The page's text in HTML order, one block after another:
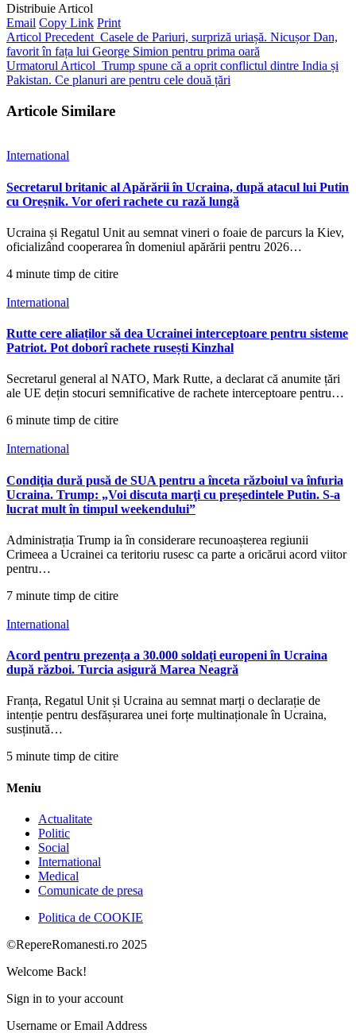
Distribuie Articol
Email Copy Link Print
Articol Precedent Casele de Pariuri, surpriză uriașă. Nicușor Dan,
favorit în fața lui George Simion pentru prima oară
Urmatorul Articol Trump spune că a oprit conflictul dintre India și
Pakistan. Ce planuri are pentru cele două țări
Articole Similare
International
Secretarul britanic al Apărării în Ucraina, după atacul lui Putin
cu Oreșnik. Vor oferi rachete cu rază lungă
Ucraina și Regatul Unit au semnat vineri o foaie de parcurs la Kiev,
oficializând cooperarea în domeniul apărării pentru 2026…
4 minute timp de citire
International
Rutte cere aliaților să dea Ucrainei interceptoare pentru sisteme
Patriot. Pot doborî rachete rusești Kinzhal
Secretarul general al NATO, Mark Rutte, a declarat că anumite țări
ale UE dețin stocuri semnificative de rachete interceptoare pentru…
6 minute timp de citire
International
Condiţia dură pusă de SUA pentru a înceta războiul va înfuria
Ucraina. Trump: „Voi discuta marţi cu preşedintele Putin. S-a
lucrat mult în timpul weekendului”
Administrația Trump ia în considerare recunoașterea regiunii
Crimeea a Ucrainei ca teritoriu rusesc ca parte a oricărui acord viitor
pentru…
7 minute timp de citire
International
Acord pentru prezența a 30.000 soldați europeni în Ucraina
după război. Turcia asigură Marea Neagră
Franța, Regatul Unit și Ucraina au semnat marți o declarație de
intenție pentru desfășurarea unei forțe multinaționale în Ucraina,
susținută…
5 minute timp de citire
Meniu
Actualitate
Politic
Social
International
Medical
Comunicate de presa
Politica de COOKIE
©RepereRomanesti.ro 2025
Welcome Back!
Sign in to your account
Username or Email Address